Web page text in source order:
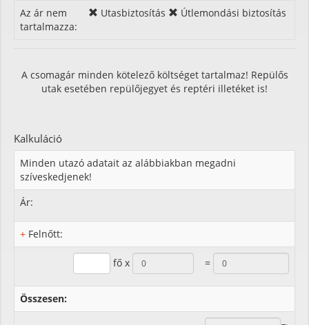
Az ár nem
tartalmazza:
Utasbiztosítás Útlemondási biztosítás
A csomagár minden kötelező költséget tartalmaz! Repülős
utak esetében repülőjegyet és reptéri illetéket is!
Kalkuláció
Minden utazó adatait az alábbiakban megadni
szíveskedjenek!
Ár:
+ Felnőtt:
fő x =
Összesen: